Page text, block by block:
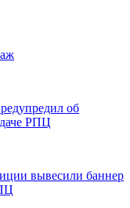
об
РПЦ
вывесили баннер